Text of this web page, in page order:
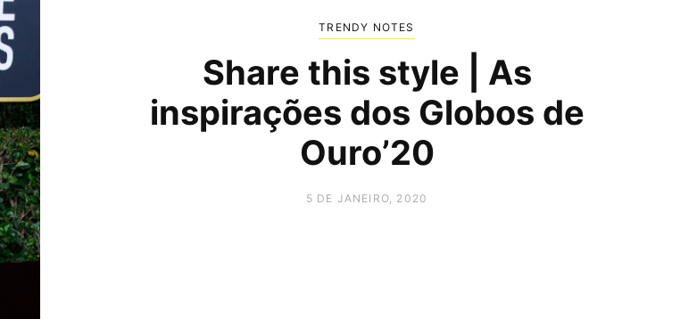
TRENDY NOTES
Share this style | As
inspirações dos Globos de
Ouro’20
5 DE JANEIRO, 2020